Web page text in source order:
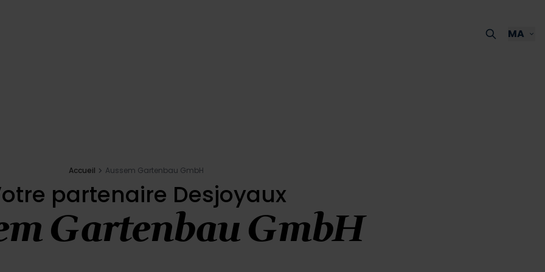
MA
Accueil Aussem Gartenbau GmbH
partenaire Desjoyaux
Gartenbau GmbH